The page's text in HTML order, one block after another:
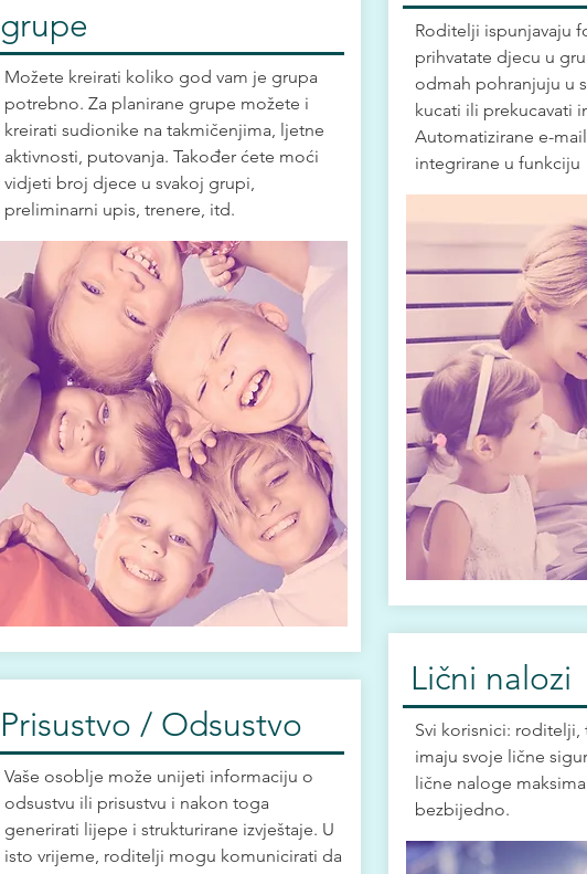
grupe
Možete kreirati koliko god vam je grupa
potrebno. Za planirane grupe možete i
kreirati sudionike na takmičenjima, ljetne
aktivnosti, putovanja. Također ćete moći
vidjeti broj djece u svakoj grupi,
preliminarni upis, trenere, itd.
Prisustvo / Odsustvo
Vaše osoblje može unijeti informaciju o
odsustvu ili prisustvu i nakon toga
generirati lijepe i strukturirane izvještaje. U
isto vrijeme, roditelji mogu komunicirati da
Roditelji ispunjavaju
prihvatate djecu u
odmah pohranjuju u
kucati ili prekucavati
Automatizirane e-
integrirane u funkciju
Lični nalozi
Svi korisnici: roditelji,
imaju svoje lične
lične naloge
bezbijedno.